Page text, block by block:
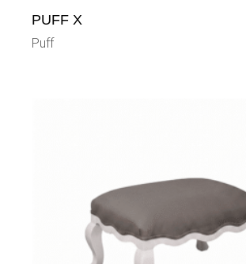
PUFF X
Puff